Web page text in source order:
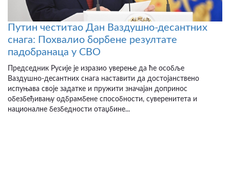
Путин честитао Дан Ваздушно-десантних
снага: Похвалио борбене резултате
падобранаца у СВО
Председник Русије је изразио уверење да ће особље
Ваздушно-десантних снага наставити да достојанствено
испуњава своје задатке и пружити значајан допринос
обезбеђивању одбрамбене способности, суверенитета и
националне безбедности отаџбине...